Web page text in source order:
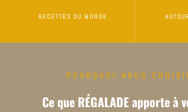
RECETTES DU MONDE
POURQUOI NOUS
Ce que RÉGALADE apporte à